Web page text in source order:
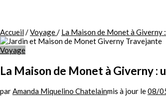
Accueil/Voyage/ La Maison de Monet à Giverny
Voyage
La Maison de Monet à Giverny :
parAmanda Miquelino Chatelainmis à jour le08/